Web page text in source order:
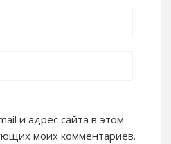
и адрес сайта в этом
моих комментариев.